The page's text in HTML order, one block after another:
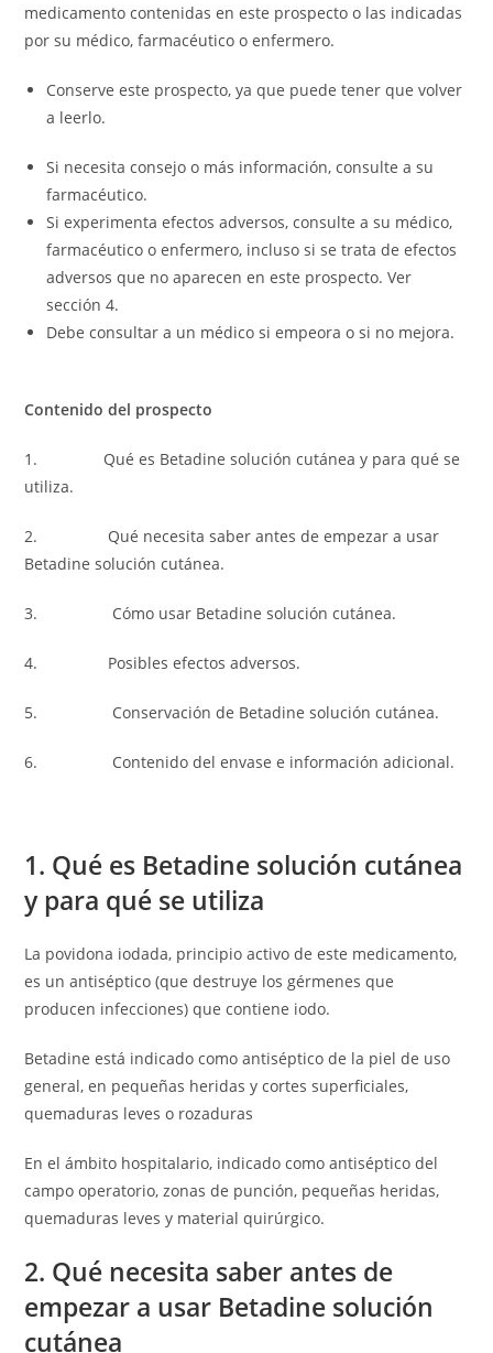
medicamento contenidas en este prospecto o las indicadas
por su médico, farmacéutico o enfermero.
Conserve este prospecto, ya que puede tener que volver
a leerlo.
Si necesita consejo o más información, consulte a su
farmacéutico.
Si experimenta efectos adversos, consulte a su médico,
farmacéutico o enfermero, incluso si se trata de efectos
adversos que no aparecen en este prospecto. Ver
sección 4.
Debe consultar a un médico si empeora o si no mejora.
Contenido del prospecto
1. Qué es Betadine solución cutánea y para qué se
utiliza.
2. Qué necesita saber antes de empezar a usar
Betadine solución cutánea.
3. Cómo usar Betadine solución cutánea.
4. Posibles efectos adversos.
5. Conservación de Betadine solución cutánea.
6. Contenido del envase e información adicional.
1. Qué es Betadine solución cutánea
y para qué se utiliza
La povidona iodada, principio activo de este medicamento,
es un antiséptico (que destruye los gérmenes que
producen infecciones) que contiene iodo.
Betadine está indicado como antiséptico de la piel de uso
general, en pequeñas heridas y cortes superficiales,
quemaduras leves o rozaduras
En el ámbito hospitalario, indicado como antiséptico del
campo operatorio, zonas de punción, pequeñas heridas,
quemaduras leves y material quirúrgico.
2. Qué necesita saber antes de
empezar a usar Betadine solución
cutánea